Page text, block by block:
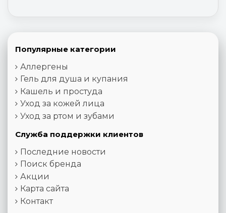
Популярные категории
Аллергены
Гель для душа и купания
Кашель и простуда
Уход за кожей лица
Уход за ртом и зубами
Служба поддержки клиентов
Последние новости
Поиск бренда
Акции
Карта сайта
Контакт